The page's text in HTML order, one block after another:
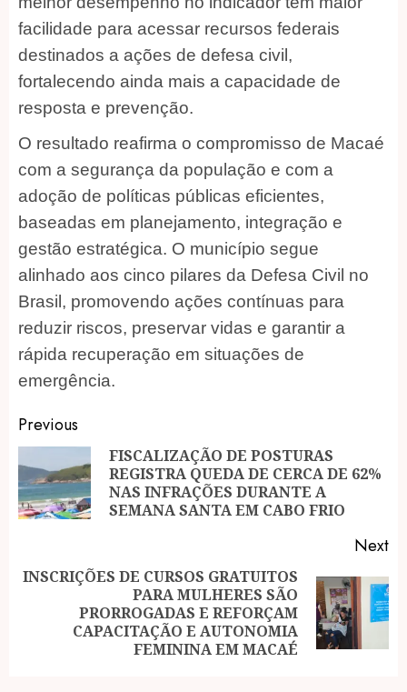
facilidade para acessar recursos federais
destinados a ações de defesa civil,
fortalecendo ainda mais a capacidade de
resposta e prevenção.
O resultado reafirma o compromisso de Macaé
com a segurança da população e com a
adoção de políticas públicas eficientes,
baseadas em planejamento, integração e
gestão estratégica. O município segue
alinhado aos cinco pilares da Defesa Civil no
Brasil, promovendo ações contínuas para
reduzir riscos, preservar vidas e garantir a
rápida recuperação em situações de
emergência.
Post
navigation
Previous
FISCALIZAÇÃO DE POSTURAS
REGISTRA QUEDA DE CERCA DE 62%
NAS INFRAÇÕES DURANTE A
SEMANA SANTA EM CABO FRIO
Next
INSCRIÇÕES DE CURSOS GRATUITOS
PARA MULHERES SÃO
PRORROGADAS E REFORÇAM
CAPACITAÇÃO E AUTONOMIA
FEMININA EM MACAÉ